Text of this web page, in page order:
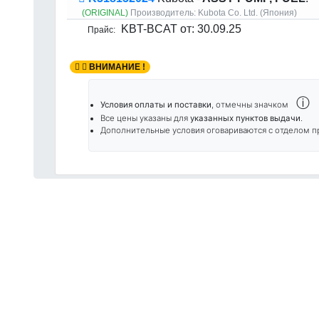
(ORIGINAL)Производитель: Kubota Co. Ltd. (Япония)
Прайс:
KBT-BCAT от: 30.09.25
ВНИМАНИЕ !
Условия оплаты и поставки , отмечны значком ⓘ
Все цены указаны для указанных пунктов выдачи
Дополнительные условия оговариваются с отделом